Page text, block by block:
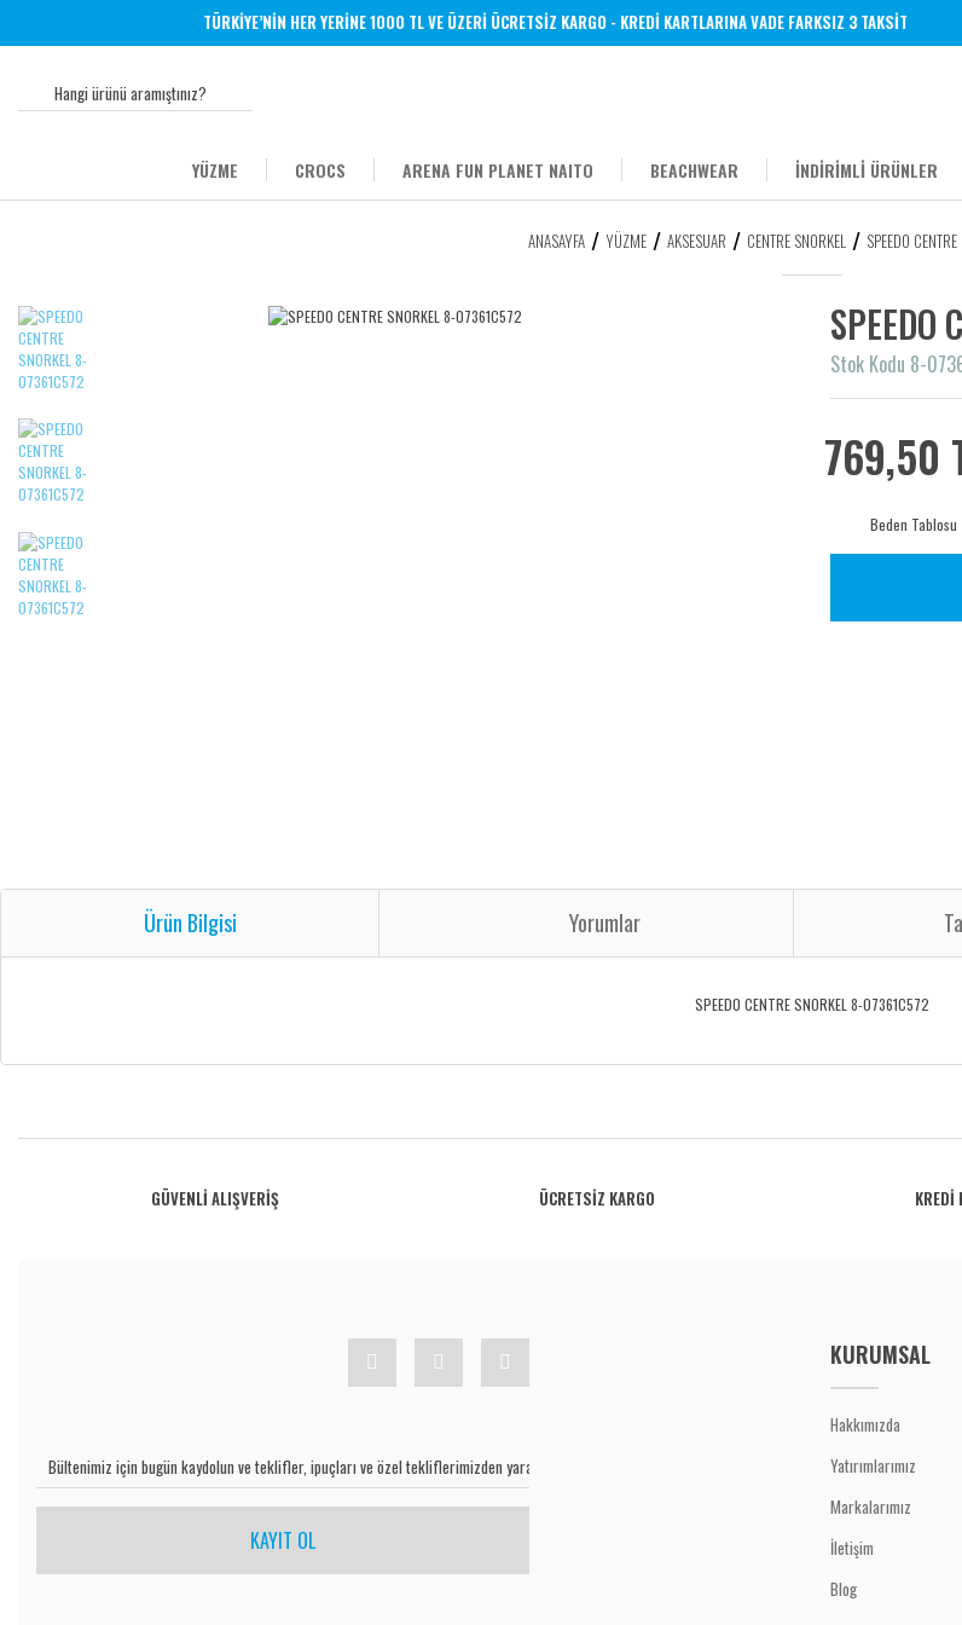
TÜRKİYE’NİN HER YERİNE 1000 TL VE ÜZERİ ÜCRETSİZ KARGO - KREDİ KARTLARINA VADE FARKSIZ 3 TAKSİT
YÜZME CROCS ARENA FUN PLANET NAITO BEACHWEAR İNDİRİMLİ ÜRÜNLER
ANASAYFA YÜZME AKSESUAR CENTRE SNORKEL SPEEDO
SPEEDO
Stok Kodu 8-
769,50
Beden Tablosu
Ürün Bilgisi Yorumlar
SPEEDO CENTRE SNORKEL 8-07361C572
Görüş ve önerileriniz için teşekkür ederiz.
Ürün resmi kalitesiz, bozuk veya görüntülenemiyor.
GÜVENLİ ALIŞVERİŞ ÜCRETSİZ KARGO KREDİ
KAYIT OL
KURUMSAL
Hakkımızda
Yatırımlarımız
Markalarımız
İletişim
Blog